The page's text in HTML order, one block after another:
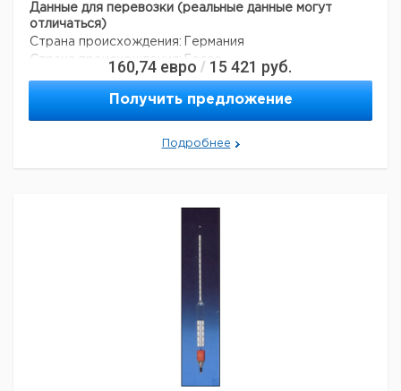
Данные для перевозки (реальные данные могут
отличаться)
Страна происхождения: Германия
Страна происхождения:
Гессе
160,74 евро / 15 421 руб.
Получить предложение
Подробнее